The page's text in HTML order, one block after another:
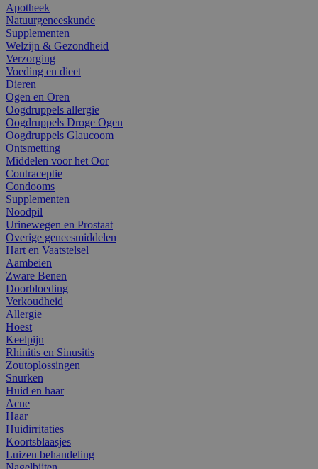
Apotheek
Natuurgeneeskunde
Supplementen
Welzijn & Gezondheid
Verzorging
Voeding en dieet
Dieren
Ogen en Oren
Oogdruppels allergie
Oogdruppels Droge Ogen
Oogdruppels Glaucoom
Ontsmetting
Middelen voor het Oor
Contraceptie
Condooms
Supplementen
Noodpil
Urinewegen en Prostaat
Overige geneesmiddelen
Hart en Vaatstelsel
Aambeien
Zware Benen
Doorbloeding
Verkoudheid
Allergie
Hoest
Keelpijn
Rhinitis en Sinusitis
Zoutoplossingen
Snurken
Huid en haar
Acne
Haar
Huidirritaties
Koortsblaasjes
Luizen behandeling